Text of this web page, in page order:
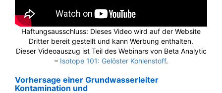
Haftungsausschluss: Dieses Video wird auf der Website
Dritter bereit gestellt und kann Werbung enthalten.
Dieser Videoauszug ist Teil des Webinars von Beta Analytic
– Isotope 101: Gelöster Kohlenstoff.
Vorhersage einer Grundwasserleiter
Kontamination und